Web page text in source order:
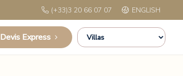
(+33)3 20 66 07 07 ENGLISH
Devis Express